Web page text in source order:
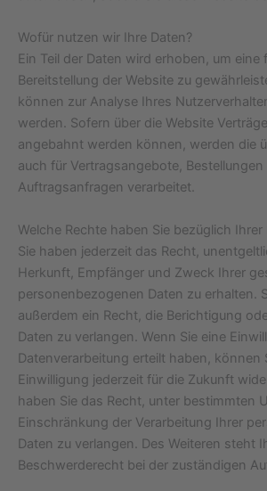
Wofür nutzen wir Ihre Daten?
Ein Teil der Daten wird erhoben, um eine
Bereitstellung der Website zu
können zur Analyse Ihres
werden. Sofern über die Website
angebahnt werden können, werden die
auch für Vertragsangebote,
Auftragsanfragen verarbeitet.
Welche Rechte haben Sie bezüglich Ihrer
Sie haben jederzeit das Recht,
Herkunft, Empfänger und Zweck Ihrer
personenbezogenen Daten zu erhalten.
außerdem ein Recht, die Berichtigung
Daten zu verlangen. Wenn Sie eine
Datenverarbeitung erteilt haben, können
Einwilligung jederzeit für die Zukunft
haben Sie das Recht, unter bestimmten
Einschränkung der Verarbeitung Ihrer
Daten zu verlangen. Des Weiteren steht
Beschwerderecht bei der zuständigen